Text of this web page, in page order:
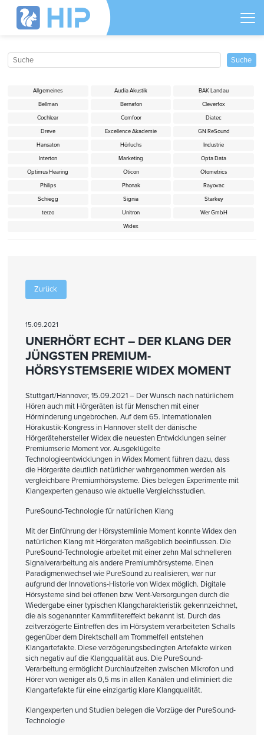
Zurück
15.09.2021
UNERHÖRT ECHT – DER KLANG DER
JÜNGSTEN PREMIUM-
HÖRSYSTEMSERIE WIDEX MOMENT
Stuttgart/Hannover, 15.09.2021 – Der Wunsch nach natürlichem
Hören auch mit Hörgeräten ist für Menschen mit einer
Hörminderung ungebrochen. Auf dem 65. Internationalen
Hörakustik-Kongress in Hannover stellt der dänische
Hörgerätehersteller Widex die neuesten Entwicklungen seiner
Premiumserie Moment vor. Ausgeklügelte
Technologieentwicklungen in Widex Moment führen dazu, dass
die Hörgeräte deutlich natürlicher wahrgenommen werden als
vergleichbare Premiumhörsysteme. Dies belegen Experimente mit
Klangexperten genauso wie aktuelle Vergleichsstudien.
PureSound-Technologie für natürlichen Klang
Mit der Einführung der Hörsystemlinie Moment konnte Widex den
natürlichen Klang mit Hörgeräten maßgeblich beeinflussen. Die
PureSound-Technologie arbeitet mit einer zehn Mal schnelleren
Signalverarbeitung als andere Premiumhörsysteme. Einen
Paradigmenwechsel wie PureSound zu realisieren, war nur
aufgrund der Innovations-Historie von Widex möglich. Digitale
Hörsysteme sind bei offenen bzw. Vent-Versorgungen durch die
Wiedergabe einer typischen Klangcharakteristik gekennzeichnet,
die als sogenannter Kammfiltereffekt bekannt ist. Durch das
zeitverzögerte Eintreffen des im Hörsystem verarbeiteten Schalls
gegenüber dem Direktschall am Trommelfell entstehen
Klangartefakte. Diese verzögerungsbedingten Artefakte wirken
sich negativ auf die Klangqualität aus. Die PureSound-
Verarbeitung ermöglicht Durchlaufzeiten zwischen Mikrofon und
Hörer von weniger als 0,5 ms in allen Kanälen und eliminiert die
Klangartefakte für eine einzigartig klare Klangqualität.
Klangexperten und Studien belegen die Vorzüge der PureSound-
Technologie
Allgemeines Audia Akustik
BAK Landau
Bellman
Bernafon
Cleverfox
Cochlear
Comfoor
Diatec
Dreve
Excellence Akademie
GN ReSound
Hansaton
Hörluchs
Industrie
Interton
Marketing
Opta Data
Optimus Hearing
Oticon
Otometrics
Philips
Phonak
Rayovac
Schiegg
Signia
Starkey
terzo
Unitron
Wer GmbH
Widex